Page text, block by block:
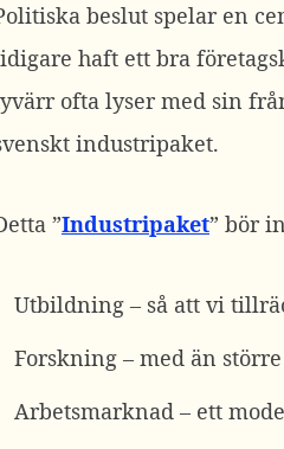
beslut spelar en
haft ett bra
ofta lyser med sin
industripaket.
”Industripaket” bör
Utbildning – så att vi
Forskning – med än
Arbetsmarknad – ett